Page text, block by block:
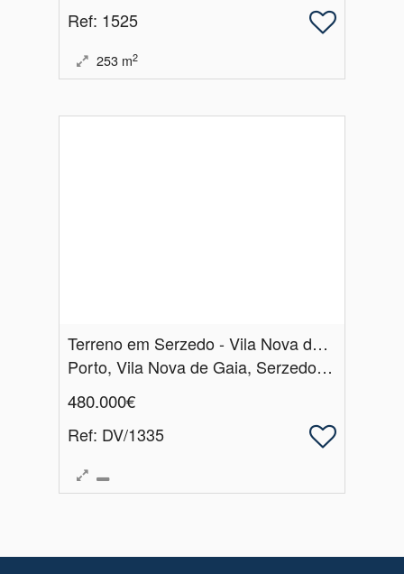
Ref: 1525
253 m2
Terreno em Serzedo - Vila Nova de Gaia
Porto, Vila Nova de Gaia, Serzedo e Perosinho
480.000€
Ref: DV/1335